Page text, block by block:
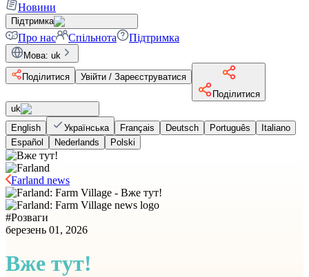
Новини
Підтримка
Про нас Спільнота Підтримка
Мова: uk
Поділитися
Увійти / Зареєструватися
Поділитися
uk
English
Українська Français Deutsch Português
Italiano
Español
Nederlands Polski
Farland news
#Розваги
березень 01, 2026
Вже тут!